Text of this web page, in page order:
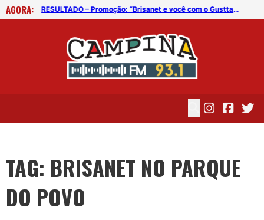
AGORA:
RESULTADO – Promoção: “Brisanet e você com o Gusttavo Lima no Camarote Arretado” RESULTADO – Promoção: “Brisanet e você com o Gusttavo Lima no Camarote Arretado”
TAG: BRISANET NO PARQUE
DO POVO